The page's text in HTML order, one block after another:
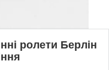
ролети Берлін